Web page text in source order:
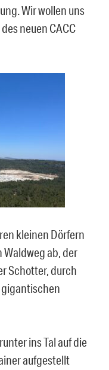
Wir wollen uns
neuen CACC
kleinen Dörfern
ab, der
Schotter, durch
gigantischen
ins Tal auf die
aufgestellt